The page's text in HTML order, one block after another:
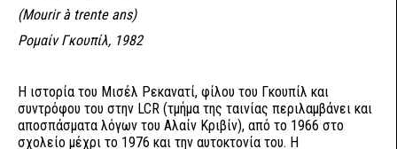
(Mourir à trente ans)
Ρομαίν Γκουπίλ, 1982
Η ιστορία του Μισέλ Ρεκανατί, φίλου του Γκουπίλ και
συντρόφου του στην LCR (τμήμα της ταινίας περιλαμβάνει και
αποσπάσματα λόγων του Αλαίν Κριβίν), από το 1966 στο
σχολείο μέχρι το 1976 και την αυτοκτονία του. Η